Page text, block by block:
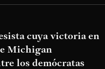
cuya victoria en
Michigan
los demócratas